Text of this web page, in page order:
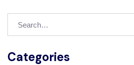
Categories